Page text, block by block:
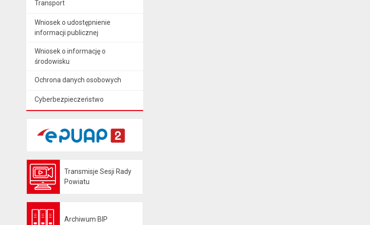
Transport
Wniosek o udostępnienie
informacji publicznej
Wniosek o informację o
środowisku
Ochrona danych osobowych
Cyberbezpieczeństwo
Transmisje Sesji Rady
Powiatu
Archiwum BIP